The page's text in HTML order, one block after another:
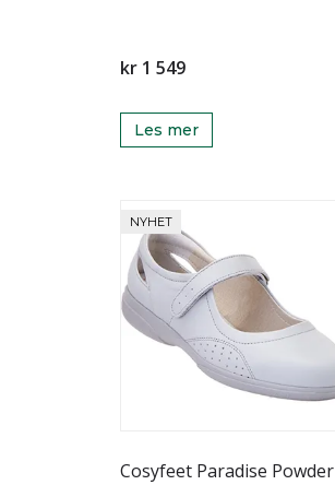
kr 1 549
Les mer
NYHET
Cosyfeet Paradise Powder